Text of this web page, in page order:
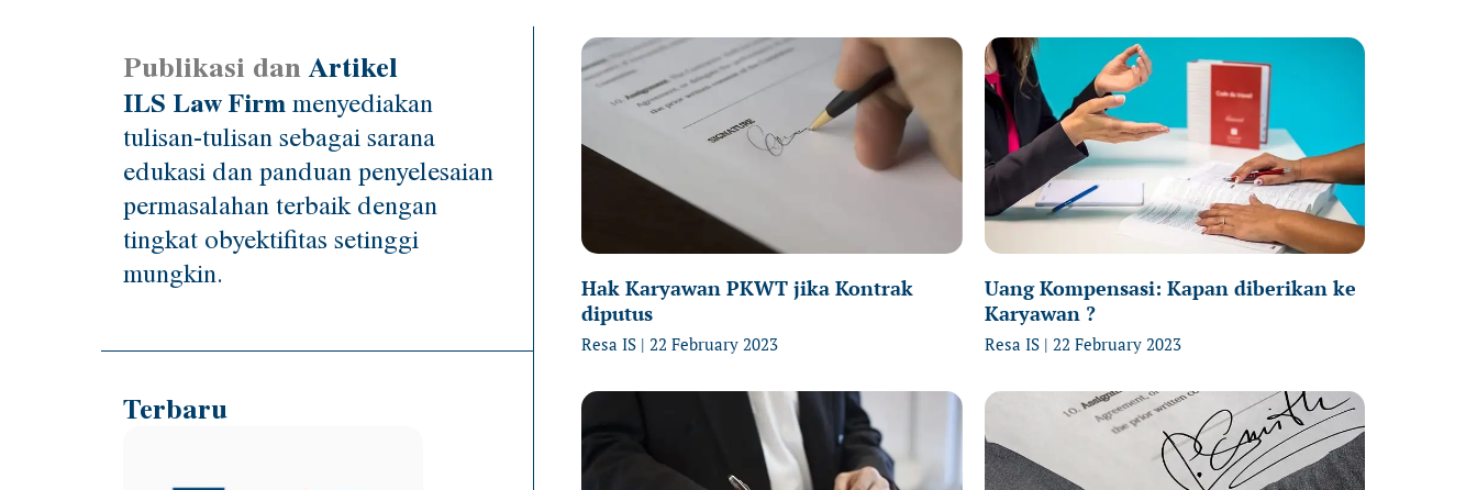
Publikasi danArtikel
ILS Law Firmmenyediakan
tulisan-tulisan sebagai sarana
edukasi dan panduan penyelesaian
permasalahan terbaik dengan
tingkat obyektifitas setinggi
mungkin.
Terbaru
Hak Karyawan PKWT jika Kontrak
diputus
Resa IS 22 February 2023
Uang Kompensasi: Kapan diberikan ke
Karyawan ?
Resa IS 22 February 2023
PagePagePage